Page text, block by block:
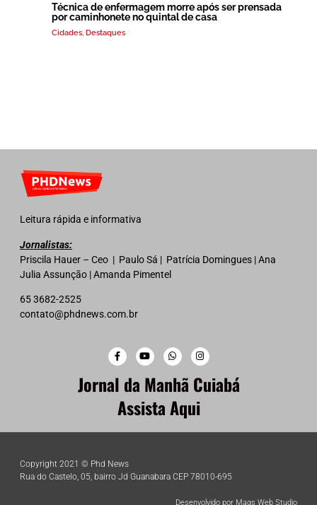
Técnica de enfermagem morre após ser prensada
por caminhonete no quintal de casa
Cidades, Destaques
Leitura rápida e informativa
Jornalistas:
Priscila Hauer – Ceo | Paulo Sá | Patrícia Domingues | Ana
Julia Assunção | Amanda Pimentel
65 3682-2525
contato@phdnews.com.br
Jornal da Manhã Cuiabá
Assista Aqui
Copyright 2021 © Phd News
Rua do Castelo, 05, bairro Jd Guanabara CEP 78010-695
Desenvolvido por Mags Web Studio